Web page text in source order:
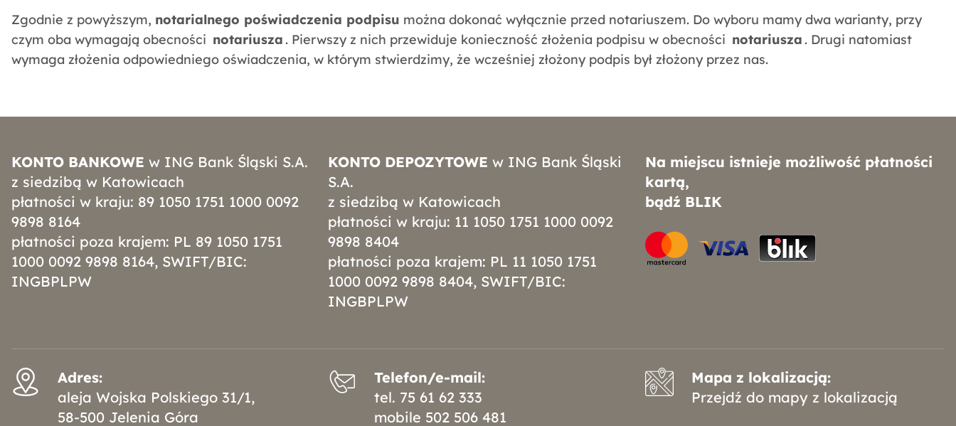
Zgodnie z powyższym, notarialnego poświadczenia podpisu można dokonać wyłącznie przed notariuszem. Do wyboru mamy dwa warianty, przy
czym oba wymagają obecności notariusza . Pierwszy z nich przewiduje konieczność złożenia podpisu w obecności notariusza . Drugi natomiast
wymaga złożenia odpowiedniego oświadczenia, w którym stwierdzimy, że wcześniej złożony podpis był złożony przez nas.
KONTO BANKOWE w ING Bank Śląski S.A.
z siedzibą w Katowicach
płatności w kraju: 89 1050 1751 1000 0092
9898 8164
płatności poza krajem: PL 89 1050 1751
1000 0092 9898 8164, SWIFT/BIC:
INGBPLPW
KONTO DEPOZYTOWE w ING Bank Śląski
S.A.
z siedzibą w Katowicach
płatności w kraju: 11 1050 1751 1000 0092
9898 8404
płatności poza krajem: PL 11 1050 1751
1000 0092 9898 8404, SWIFT/BIC:
INGBPLPW
Na miejscu istnieje możliwość płatności
kartą,
bądź BLIK
Adres:
aleja Wojska Polskiego 31/1,
58-500 Jelenia Góra
Telefon/e-mail:
tel. 75 61 62 333
mobile 502 506 481
Mapa z lokalizacją:
Przejdź do mapy z lokalizacją